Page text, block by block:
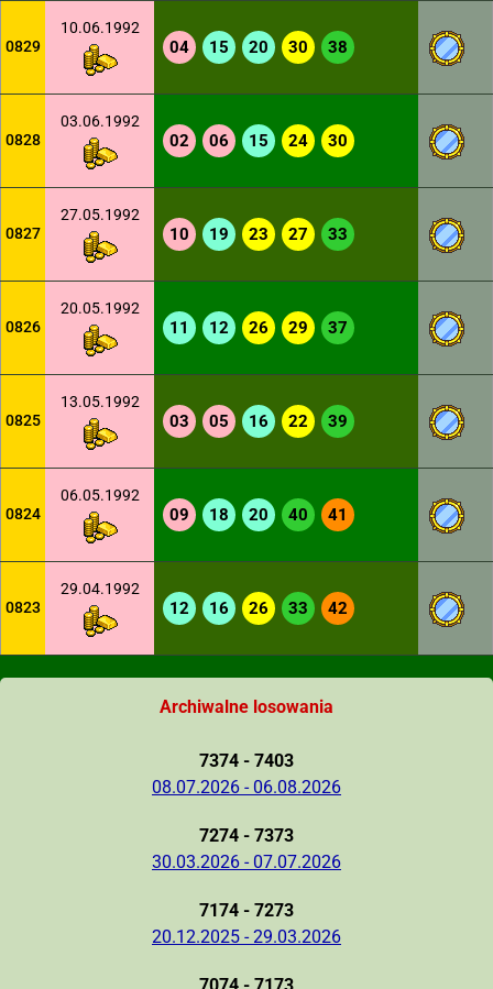
0829
10.06.1992
04 15 20 30 38
0828
03.06.1992
02 06 15 24 30
0827
27.05.1992
10 19 23 27 33
0826
20.05.1992
11 12 26 29 37
0825
13.05.1992
03 05 16 22 39
0824
06.05.1992
09 18 20 40 41
0823
29.04.1992
12 16 26 33 42
Archiwalne losowania
7374 - 7403
08.07.2026 - 06.08.2026
7274 - 7373
30.03.2026 - 07.07.2026
7174 - 7273
20.12.2025 - 29.03.2026